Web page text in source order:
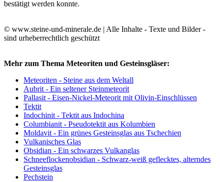
bestätigt werden konnte.
© www.steine-und-minerale.de | Alle Inhalte - Texte und Bilder -
sind urheberrechtlich geschützt
Mehr zum Thema Meteoriten und Gesteinsgläser:
Meteoriten - Steine aus dem Weltall
Aubrit - Ein seltener Steinmeteorit
Pallasit - Eisen-Nickel-Meteorit mit Olivin-Einschlüssen
Tektit
Indochinit - Tektit aus Indochina
Columbianit - Pseudotektit aus Kolumbien
Moldavit - Ein grünes Gesteinsglas aus Tschechien
Vulkanisches Glas
Obsidian - Ein schwarzes Vulkanglas
Schneeflockenobsidian - Schwarz-weiß geflecktes, alterndes
Gesteinsglas
Pechstein